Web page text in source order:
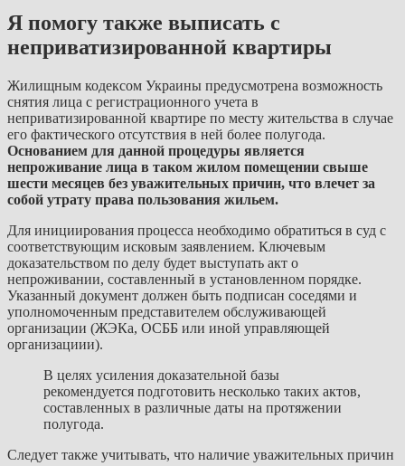
Я помогу также выписать с
неприватизированной квартиры
Жилищным кодексом Украины предусмотрена возможность
снятия лица с регистрационного учета в
неприватизированной квартире по месту жительства в случае
его фактического отсутствия в ней более полугода.
Основанием для данной процедуры является
непроживание лица в таком жилом помещении свыше
шести месяцев без уважительных причин, что влечет за
собой утрату права пользования жильем.
Для инициирования процесса необходимо обратиться в суд с
соответствующим исковым заявлением. Ключевым
доказательством по делу будет выступать акт о
непроживании, составленный в установленном порядке.
Указанный документ должен быть подписан соседями и
уполномоченным представителем обслуживающей
организации (ЖЭКа, ОСББ или иной управляющей
организациии).
В целях усиления доказательной базы
рекомендуется подготовить несколько таких актов,
составленных в различные даты на протяжении
полугода.
Следует также учитывать, что наличие уважительных причин